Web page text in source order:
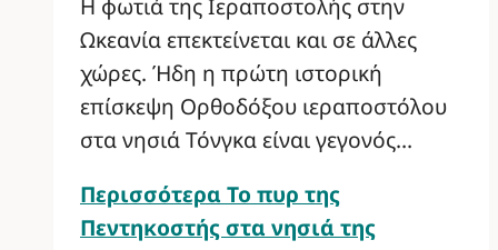
Ωκεανία επεκτείνεται και σε άλλες
χώρες. Ήδη η πρώτη ιστορική
επίσκεψη Ορθοδόξου ιεραποστόλου
στα νησιά Τόνγκα είναι γεγονός…
Περισσότερα Το πυρ της
Πεντηκοστής στα νησιά της